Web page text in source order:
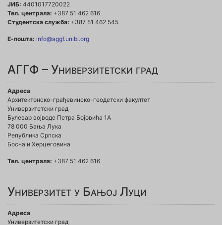
ЈИБ: 4401017720022
Тел. централа: +387 51 462 616
Студентска служба: +387 51 462 545
Е-пошта: info@aggf.unibl.org
АГГФ – Универзитетски град
Адреса
Архитектонско-грађевинско-геодетски факултет
Универзитетски град
Булевар војводе Петра Бојовића 1A
78 000 Бања Лука
Република Српска
Босна и Херцеговина
Тел. централа: +387 51 462 616
Универзитет у Бањој Луци
Адреса
Универзитетски град